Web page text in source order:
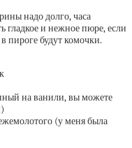
надо долго, часа
гладкое и нежное пюре, если
пироге будут комочки.
на ванили, вы можете
(у меня была